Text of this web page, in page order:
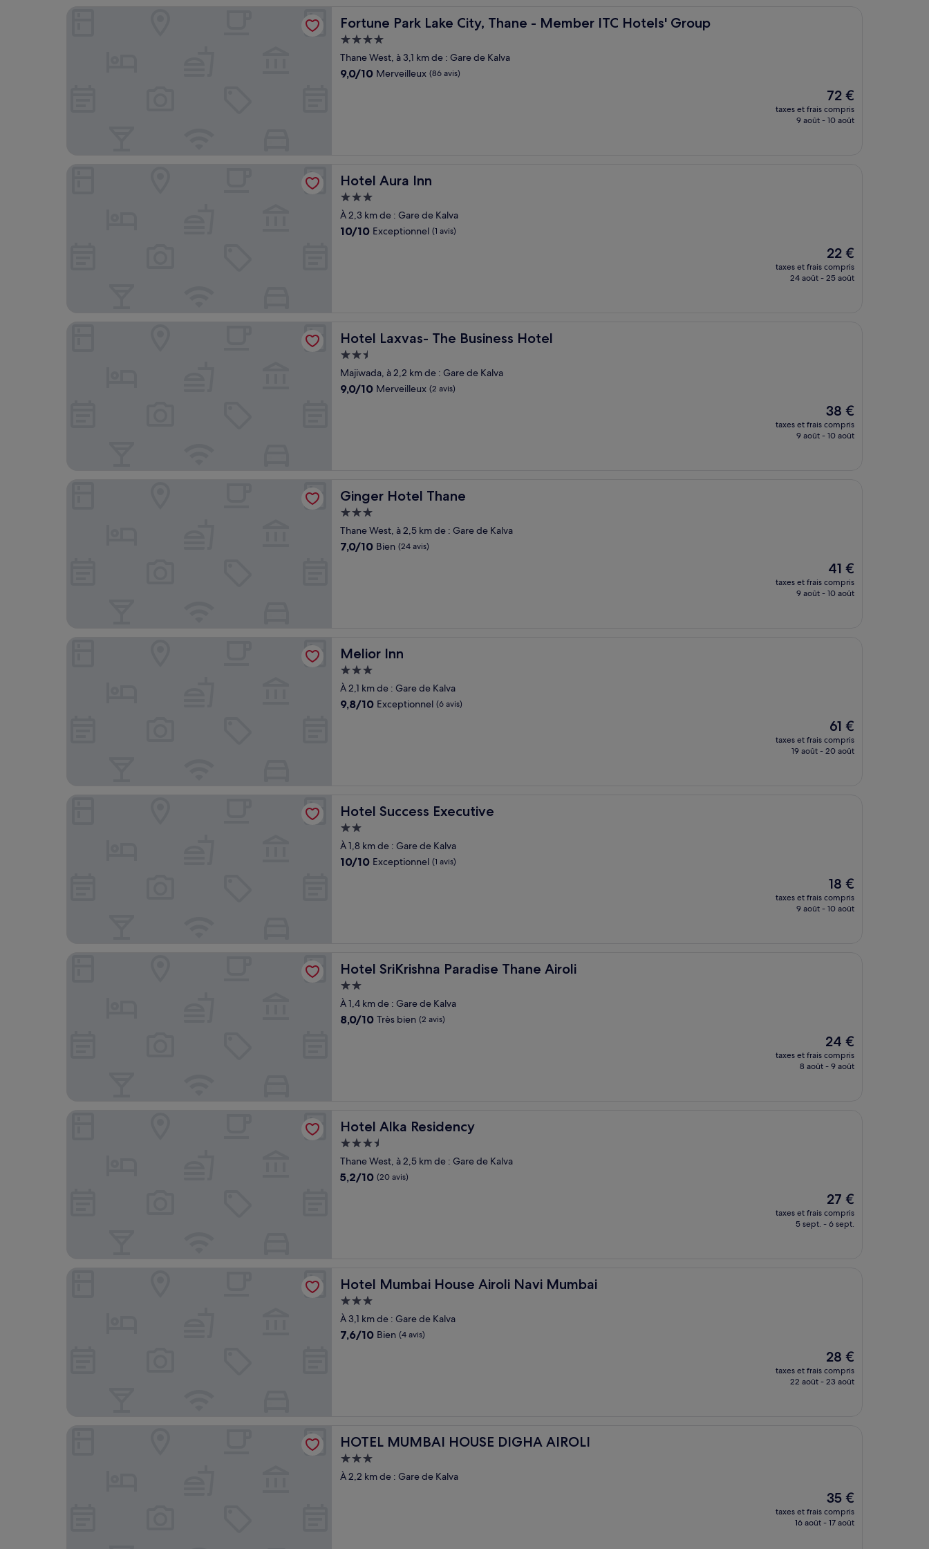
Fortune Park Lake City, Thane - Member ITC Hotels' Group
Fortune Park Lake City, Thane - Member ITC Hotels' Group
Hébergement
4.0 étoiles
Thane West, à 3,1 km de : Gare de Kalva
9.0
9,0/10 Merveilleux (86 avis)
Le
nouveau
prix
72 €
taxes et frais compris
9 août - 10 août
Fortune Park Lake City, Thane - Member ITC Hotels' Group
Hotel Aura Inn
Hotel Aura Inn
Hébergement
3.0 étoiles
À 2,3 km de : Gare de Kalva
10.0
10/10 Exceptionnel (1 avis)
Le
nouveau
prix
22 €
taxes et frais compris
24 août - 25 août
Hotel Laxvas- The Business Hotel
Hotel Laxvas- The Business Hotel
Hébergement
2.5 étoiles
Majiwada, à 2,2 km de : Gare de Kalva
9.0
9,0/10 Merveilleux (2 avis)
Le
nouveau
prix
38 €
taxes et frais compris
9 août - 10 août
Ginger Hotel Thane
Ginger Hotel Thane
Hébergement
3.0 étoiles
Thane West, à 2,5 km de : Gare de Kalva
7.0
7,0/10 Bien (24 avis)
Le
nouveau
prix
41 €
taxes et frais compris
9 août - 10 août
Melior Inn
Melior Inn
Hébergement
3.0 étoiles
À 2,1 km de : Gare de Kalva
9.8
9,8/10 Exceptionnel (6 avis)
Le
nouveau
prix
61 €
taxes et frais compris
19 août - 20 août
Hotel Success Executive
Hotel Success Executive
Hébergement
2.0 étoiles
À 1,8 km de : Gare de Kalva
10.0
10/10 Exceptionnel (1 avis)
Le
nouveau
prix
18 €
taxes et frais compris
9 août - 10 août
Hotel SriKrishna Paradise Thane Airoli
Hotel SriKrishna Paradise Thane Airoli
Hébergement
2.0 étoiles
À 1,4 km de : Gare de Kalva
8.0
8,0/10 Très bien (2 avis)
Le
nouveau
prix
24 €
taxes et frais compris
8 août - 9 août
Hotel Alka Residency
Hotel Alka Residency
Hébergement
3.5 étoiles
Thane West, à 2,5 km de : Gare de Kalva
5.2
5,2/10 (20 avis)
Le
nouveau
prix
27 €
taxes et frais compris
5 sept. - 6 sept.
Hotel Mumbai House Airoli Navi Mumbai
Hotel Mumbai House Airoli Navi Mumbai
Hébergement
3.0 étoiles
À 3,1 km de : Gare de Kalva
7.6
7,6/10 Bien (4 avis)
Le
nouveau
prix
28 €
taxes et frais compris
22 août - 23 août
HOTEL MUMBAI HOUSE DIGHA AIROLI
HOTEL MUMBAI HOUSE DIGHA AIROLI
Hébergement
3.0 étoiles
À 2,2 km de : Gare de Kalva
Le
nouveau
prix
35 €
taxes et frais compris
16 août - 17 août